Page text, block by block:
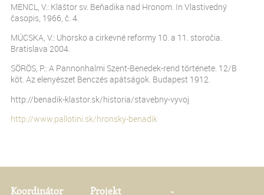
MENCL, V.: Kláštor sv. Beňadika nad Hronom. In Vlastivedný
časopis, 1966, č. 4.
MÚCSKA, V.: Uhorsko a cirkevné reformy 10. a 11. storočia.
Bratislava 2004.
SÖRÖS, P.: A Pannonhalmi Szent-Benedek-rend története. 12/B
köt. Az elenyészet Benczés apátságok. Budapest 1912.
http://benadik-klastor.sk/historia/stavebny-vyvoj
http://www.pallotini.sk/hronsky-benadik
Koordinátor Projekt -